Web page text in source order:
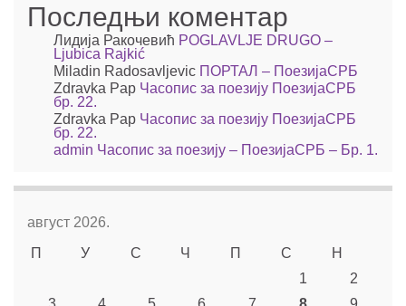
Последњи коментар
Лидија Ракочевић POGLAVLJE DRUGO –
Ljubica Rajkić
Miladin Radosavljevic ПОРТАЛ – ПоезијаСРБ
Zdravka Pap Часопис за поезију ПоезијаСРБ
бр. 22.
Zdravka Pap Часопис за поезију ПоезијаСРБ
бр. 22.
admin Часопис за поезију – ПоезијаСРБ – Бр. 1.
август 2026.
П
У С Ч П С
Н
1
2